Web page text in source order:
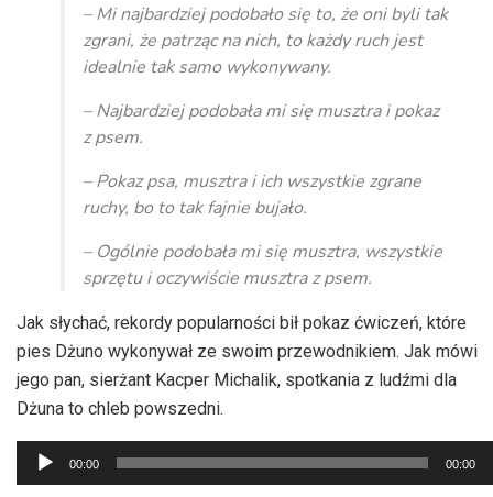
– Mi najbardziej podobało się to, że oni byli tak
zgrani, że patrząc na nich, to każdy ruch jest
idealnie tak samo wykonywany.
– Najbardziej podobała mi się musztra i pokaz
z psem.
– Pokaz psa, musztra i ich wszystkie zgrane
ruchy, bo to tak fajnie bujało.
– Ogólnie podobała mi się musztra, wszystkie
sprzętu i oczywiście musztra z psem.
Jak słychać, rekordy popularności bił pokaz ćwiczeń, które
pies Dżuno wykonywał ze swoim przewodnikiem. Jak mówi
jego pan, sierżant Kacper Michalik, spotkania z ludźmi dla
Dżuna to chleb powszedni.
Odtwarzacz
plików
00:00 00:00